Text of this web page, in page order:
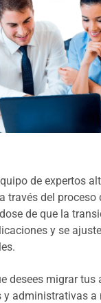
de expertos
través del proceso
de que la
y se
desees migrar tus
y administrativas a